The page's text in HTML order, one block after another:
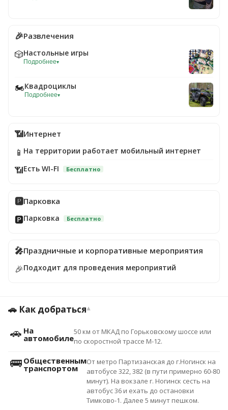
🎉Развлечения
🎲Настольные игры
Подробнее▾
🏍️Квадроциклы
Подробнее▾
📶Интернет
📱 На территории работает мобильный интернет
📶Есть WI-FI Бесплатно
🅿️Парковка
🅿️Парковка Бесплатно
🎤Праздничные и корпоративные мероприятия
🎉Подходит для проведения мероприятий
🚗 Как добраться▾
🚗 На
автомобиле
50 км от МКАД по Горьковскому шоссе или
по скоростной трассе М-12.
🚌 Общественным
транспортом
От метро Партизанская до г.Ногинск на
автобусе 322, 382 (в пути примерно 60-80
минут). На вокзале г. Ногинск сесть на
автобус 36 и ехать до остановки
Тимково-1. Далее 5 минут пешком.